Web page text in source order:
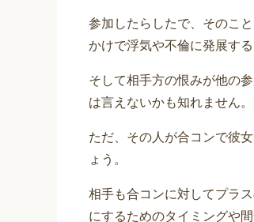
参加したらしたで、そのこ
かけで浮気や不倫に発展する
そして相手方の恨みが他の
は言えないかも知れません。
ただ、その人が合コンで彼
ょう。
相手も合コンに対してプラ
にするためのタイミングや